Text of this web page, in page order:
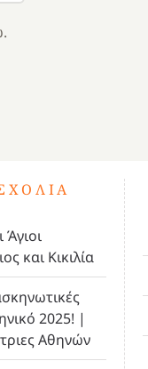
Άγιοι
και Κικιλία
2025! |
Αθηνών